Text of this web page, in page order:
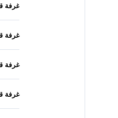
غرفة
غرفة
غرفة
غرفة